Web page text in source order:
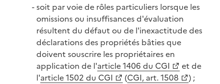
soit par voie de rôles particuliers lorsque les
omissions ou insuffisances d'évaluation
résultent du défaut ou de l'inexactitude des
déclarations des propriétés bâties que
doivent souscrire les propriétaires en
application de l'article 1406 du CGI
et de
l'article 1502 du CGI (CGI, art. 1508
) ;